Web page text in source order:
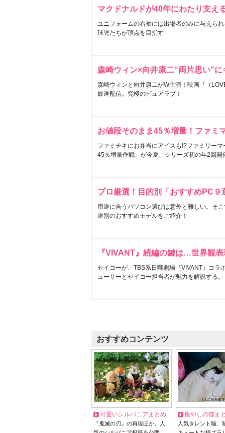
マクドナルドが40年にわたり支え
ユニフォームの右袖には出場者のみに与えら
球児たちが頂点を目指す
森崎ウィン×向井康二“両片思い”
森崎ウィンと向井康二がW主演！映画『（
最速配信。究極のピュアラブ！
お値段そのまま45％増量！ファミ
ファミチキにお弁当にアイスも!?ファミリー
45％増量作戦」が今夏、シリーズ初の年2回開
プロ厳選！目的別「おすすめPC９
用途に合うパソコン選びは意外と難しい。そ
途別のおすすめモデルをご紹介！
『VIVANT』続編の鍵は…世界観
セイコーが、TBS系日曜劇場『VIVANT』コラ
ューサーとセイコー担当者が魅力を解説する。
おすすめコンテンツ
可愛いシルバニアまとめ
『鬼滅の刃』の再現ほか、人
癒やしの猫ま
人気タレント猫